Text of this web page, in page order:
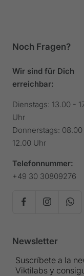
Noch Fragen?
Wir sind für Dich
erreichbar:
Dienstags: 13.00 -
Uhr
Donnerstags:
12.00 Uhr
Telefonnummer:
+49 30 30809276
Newsletter
Suscríbete a la
Viktilabs y